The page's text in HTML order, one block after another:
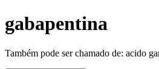
gabapentina
Também pode ser chamado de: acido